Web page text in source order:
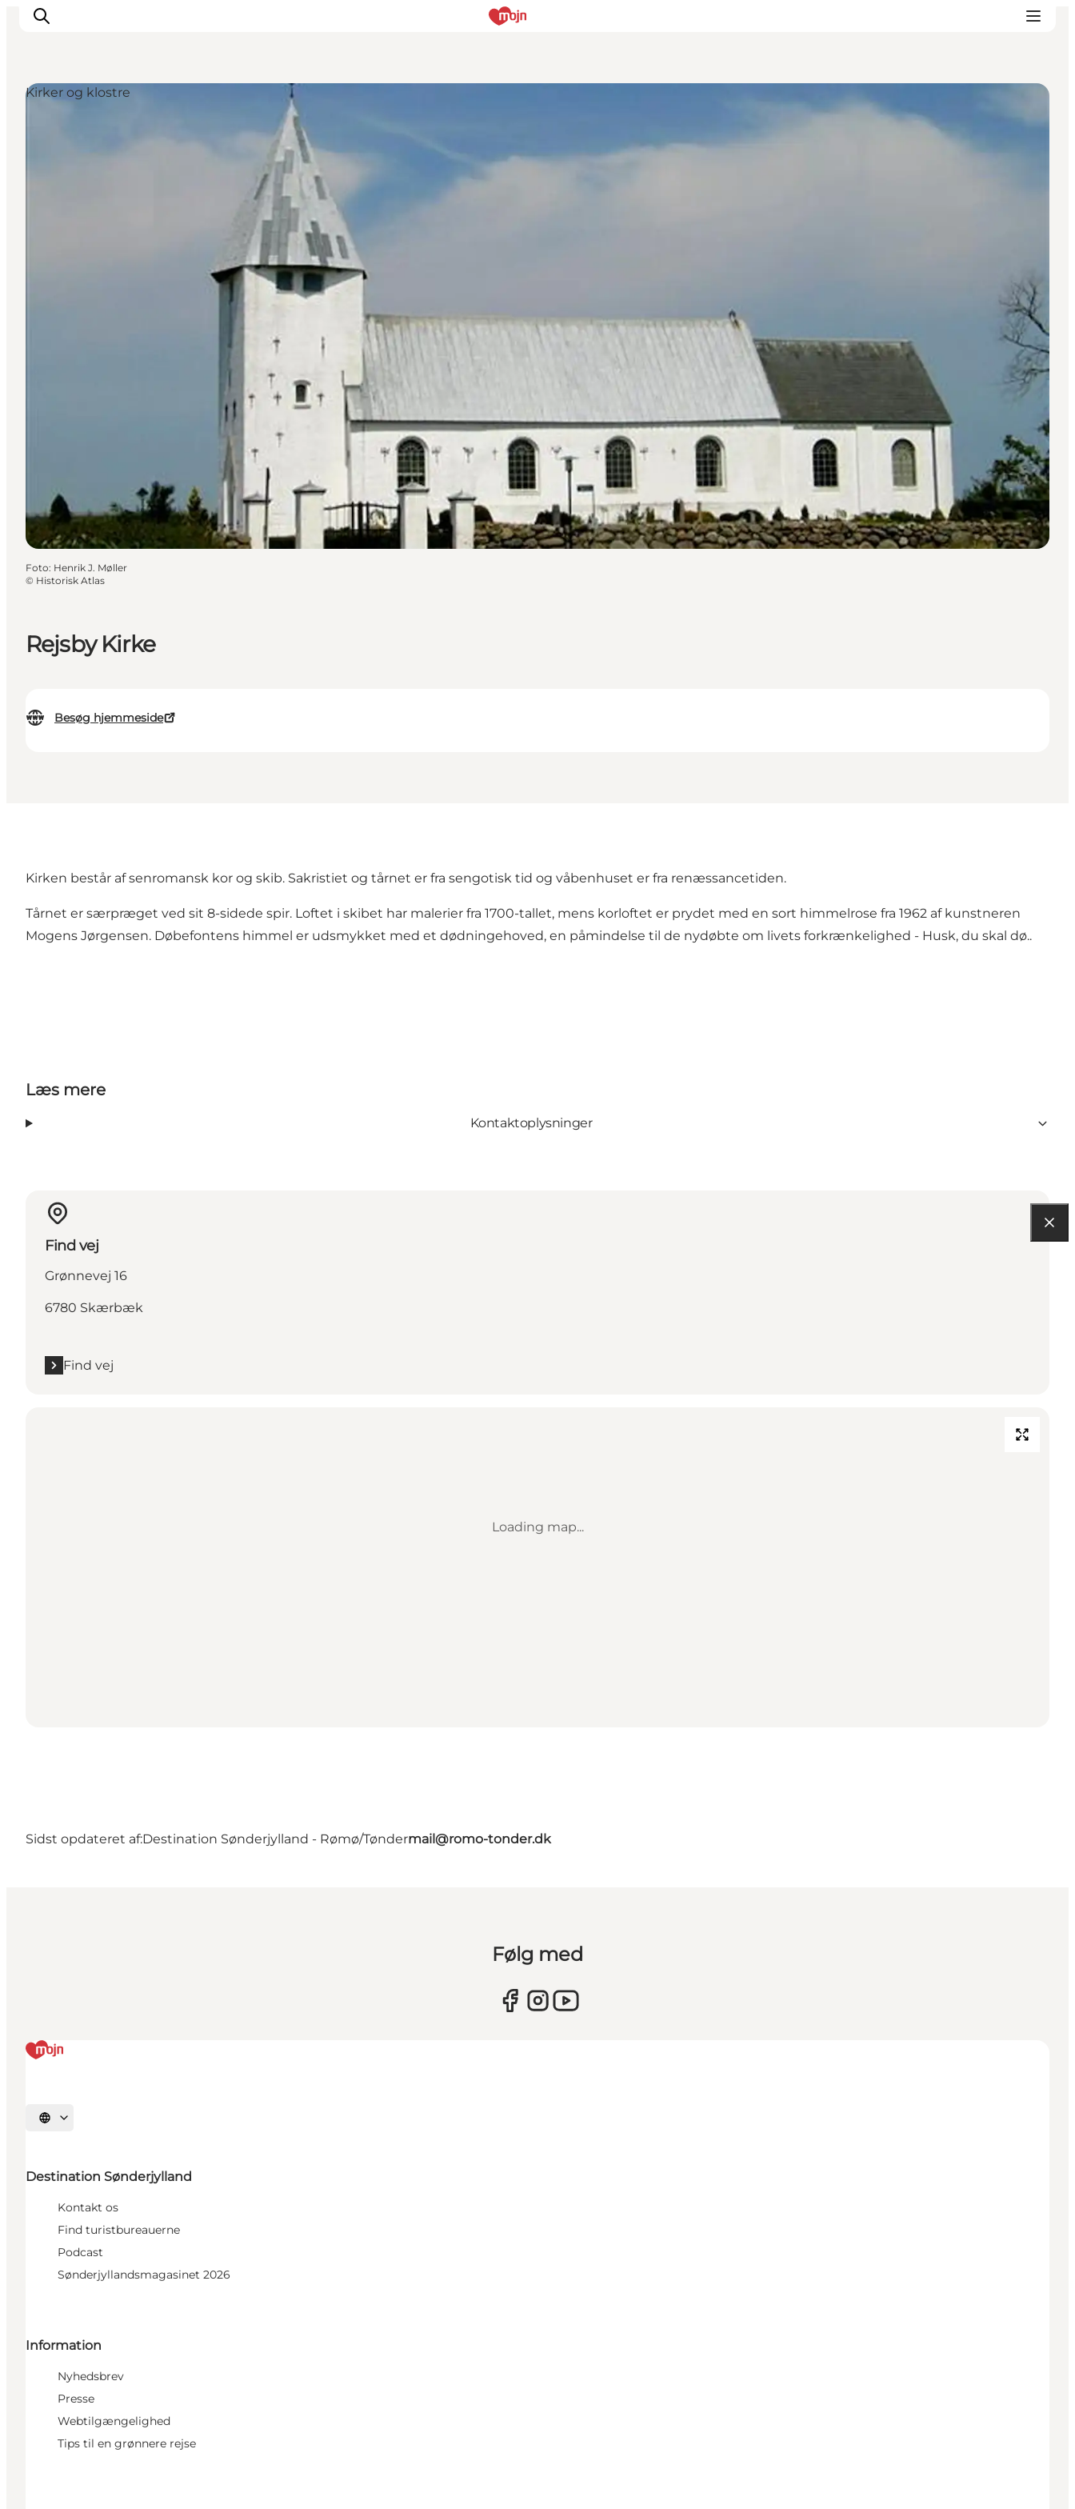
Byer & Steder
Rejsby Kirke
Besøg hjemmeside
Kirker og klostre
Foto: Henrik J. Møller
© Historisk Atlas
Kirken består af senromansk kor og skib. Sakristiet og tårnet er fra sengotisk tid og våbenhuset er fra renæssancetiden.
Tårnet er særpræget ved sit 8-sidede spir. Loftet i skibet har malerier fra 1700-tallet, mens korloftet er prydet med en sort himmelrose fra 1962 af kunstneren
Mogens Jørgensen. Døbefontens himmel er udsmykket med et dødningehoved, en påmindelse til de nydøbte om livets forkrænkelighed - Husk, du skal dø..
Læs mere
Kontaktoplysninger
Find vej
Grønnevej 16
6780 Skærbæk
Find vej
Loading map...
Sidst opdateret af:Destination Sønderjylland - Rømø/Tøndermail@romo-tonder.dk
Følg med
Vælg sprog
Destination Sønderjylland
Kontakt os
Find turistbureauerne
Podcast
Sønderjyllandsmagasinet 2026
Information
Nyhedsbrev
Presse
Webtilgængelighed
Tips til en grønnere rejse